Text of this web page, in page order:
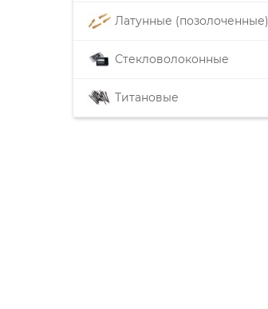
Латунные (позолоченные)
Стекловолоконные
Титановые